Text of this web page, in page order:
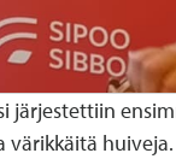
järjestettiin
värikkäitä huiveja.